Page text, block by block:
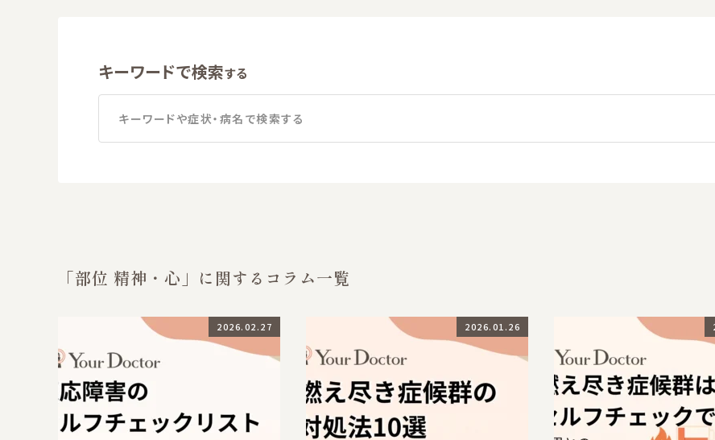
キーワードで検索する
キーワードや症状・病名で検索する
「部位 精神・心」に関するコラム一覧
2026.02.27 2026.01.26